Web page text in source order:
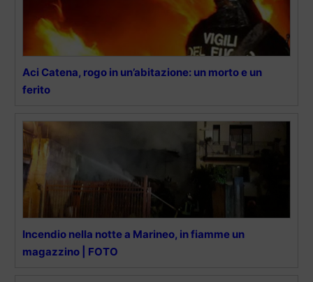
Aci Catena, rogo in un’abitazione: un morto e un
ferito
Incendio nella notte a Marineo, in fiamme un
magazzino | FOTO